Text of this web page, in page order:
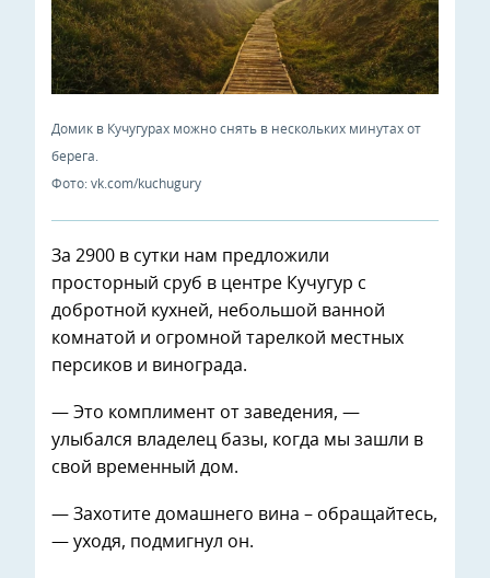
Домик в Кучугурах можно снять в нескольких минутах от
берега.
Фото: vk.com/kuchugury
За 2900 в сутки нам предложили
просторный сруб в центре Кучугур с
добротной кухней, небольшой ванной
комнатой и огромной тарелкой местных
персиков и винограда.
— Это комплимент от заведения, —
улыбался владелец базы, когда мы зашли в
свой временный дом.
— Захотите домашнего вина – обращайтесь,
— уходя, подмигнул он.